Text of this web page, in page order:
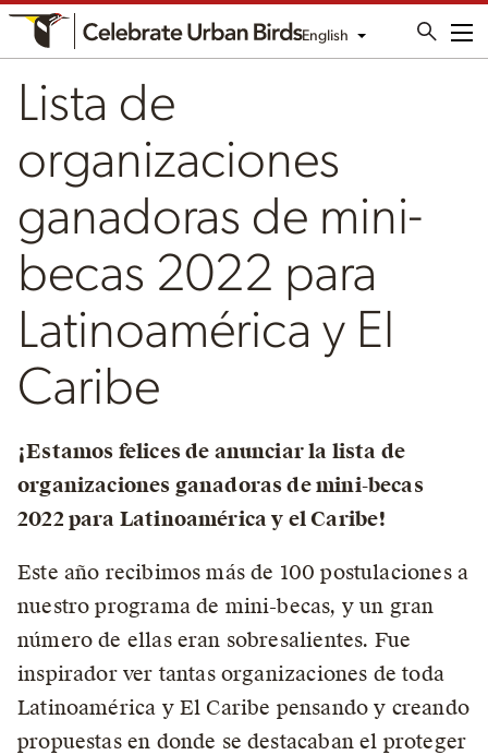
English
Lista de
organizaciones
ganadoras de mini-
becas 2022 para
Latinoamérica y El
Caribe
¡Estamos felices de anunciar la lista de
organizaciones ganadoras de mini-becas
2022 para Latinoamérica y el Caribe!
Este año recibimos más de 100 postulaciones a
nuestro programa de mini-becas, y un gran
número de ellas eran sobresalientes. Fue
inspirador ver tantas organizaciones de toda
Latinoamérica y El Caribe pensando y creando
propuestas en donde se destacaban el proteger